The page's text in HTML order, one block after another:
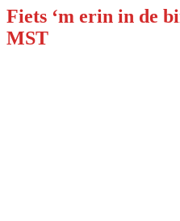
Fiets ‘m erin in de
MST